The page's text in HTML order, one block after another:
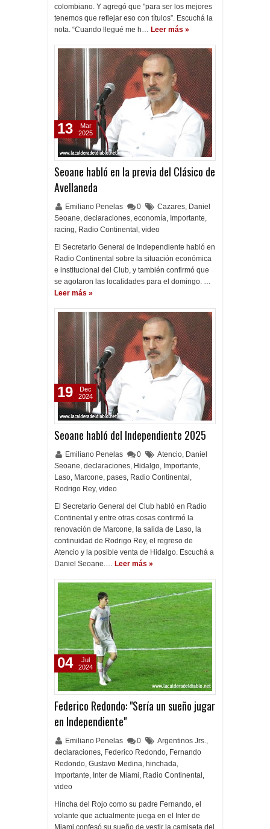
colombiano. Y agregó que "para ser los mejores
tenemos que reflejar eso con títulos”. Escuchá la
nota. “Cuando llegué me h… Leer más »
Seoane habló en la previa del Clásico de
Avellaneda
Emiliano Penelas 0 Cazares, Daniel
Seoane, declaraciones, economía, Importante,
racing, Radio Continental , video
El Secretario General de Independiente habló en
Radio Continental sobre la situación económica
e institucional del Club, y también confirmó que
se agotaron las localidades para el domingo. …
Leer más »
13
Mar
2025
Seoane habló del Independiente 2025
Emiliano Penelas 0 Atencio, Daniel
Seoane, declaraciones, Hidalgo, Importante,
Laso, Marcone, pases, Radio Continental ,
Rodrigo Rey, video
El Secretario General del Club habló en Radio
Continental y entre otras cosas confirmó la
renovación de Marcone, la salida de Laso, la
continuidad de Rodrigo Rey, el regreso de
Atencio y la posible venta de Hidalgo. Escuchá a
Daniel Seoane.… Leer más »
19
Dec
2024
Federico Redondo: "Sería un sueño jugar
en Independiente"
Emiliano Penelas 0 Argentinos Jrs.,
declaraciones, Federico Redondo, Fernando
Redondo, Gustavo Medina, hinchada,
Importante, Inter de Miami, Radio Continental ,
video
Hincha del Rojo como su padre Fernando, el
volante que actualmente juega en el Inter de
Miami confesó su sueño de vestir la camiseta del
04
Jul
2024